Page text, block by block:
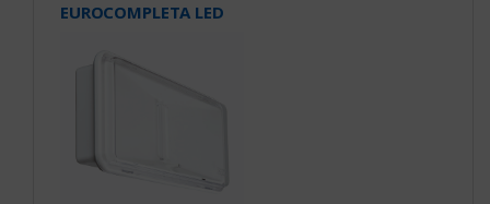
EUROCOMPLETA LED